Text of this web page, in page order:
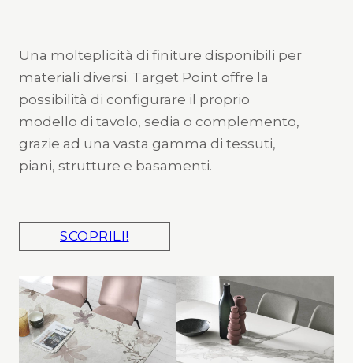
Una molteplicità di finiture disponibili per
materiali diversi. Target Point offre la
possibilità di configurare il proprio
modello di tavolo, sedia o complemento,
grazie ad una vasta gamma di tessuti,
piani, strutture e basamenti.
SCOPRILI!